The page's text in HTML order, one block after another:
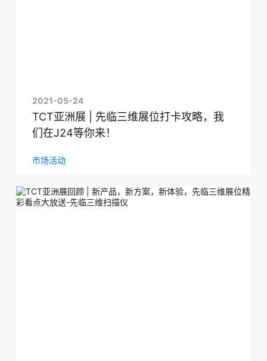
2021-05-24
TCT亚洲展 | 先临三维展位打卡攻略，我
们在J24等你来！
市场活动